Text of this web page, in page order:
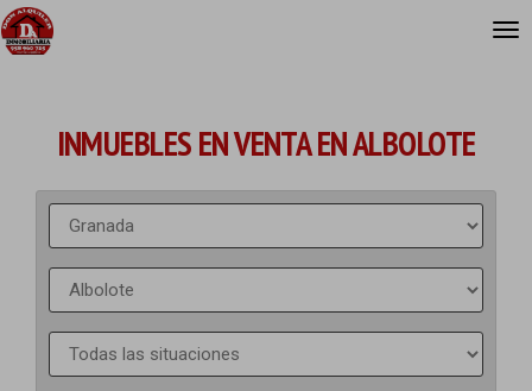
INMUEBLES EN VENTA EN ALBOLOTE